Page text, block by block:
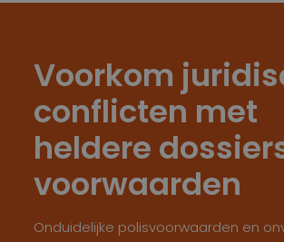
Voorkom
conflicten met
heldere
voorwaarden
Onduidelijke polisvoorwaarden en